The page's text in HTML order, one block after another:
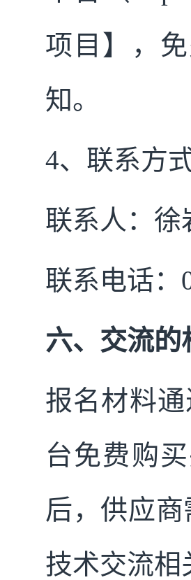
项目】，
知。
4、联系方
联系人：徐
联系电话：
六、交流的
报名材料
台免费购
后，供应
技术交流相